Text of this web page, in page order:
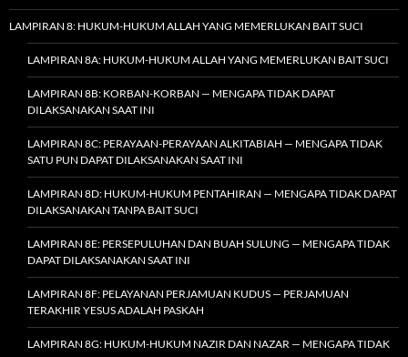
LAMPIRAN 8: HUKUM-HUKUM ALLAH YANG MEMERLUKAN BAIT SUCI
LAMPIRAN 8A: HUKUM-HUKUM ALLAH YANG MEMERLUKAN BAIT SUCI
LAMPIRAN 8B: KORBAN-KORBAN — MENGAPA TIDAK DAPAT
DILAKSANAKAN SAAT INI
LAMPIRAN 8C: PERAYAAN-PERAYAAN ALKITABIAH — MENGAPA TIDAK
SATU PUN DAPAT DILAKSANAKAN SAAT INI
LAMPIRAN 8D: HUKUM-HUKUM PENTAHIRAN — MENGAPA TIDAK DAPAT
DILAKSANAKAN TANPA BAIT SUCI
LAMPIRAN 8E: PERSEPULUHAN DAN BUAH SULUNG — MENGAPA TIDAK
DAPAT DILAKSANAKAN SAAT INI
LAMPIRAN 8F: PELAYANAN PERJAMUAN KUDUS — PERJAMUAN
TERAKHIR YESUS ADALAH PASKAH
LAMPIRAN 8G: HUKUM-HUKUM NAZIR DAN NAZAR — MENGAPA TIDAK